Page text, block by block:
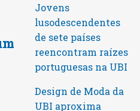
Jovens
lusodescendentes
de sete países
reencontram raízes
portuguesas na UBI
Design de Moda da
UBI aproxima